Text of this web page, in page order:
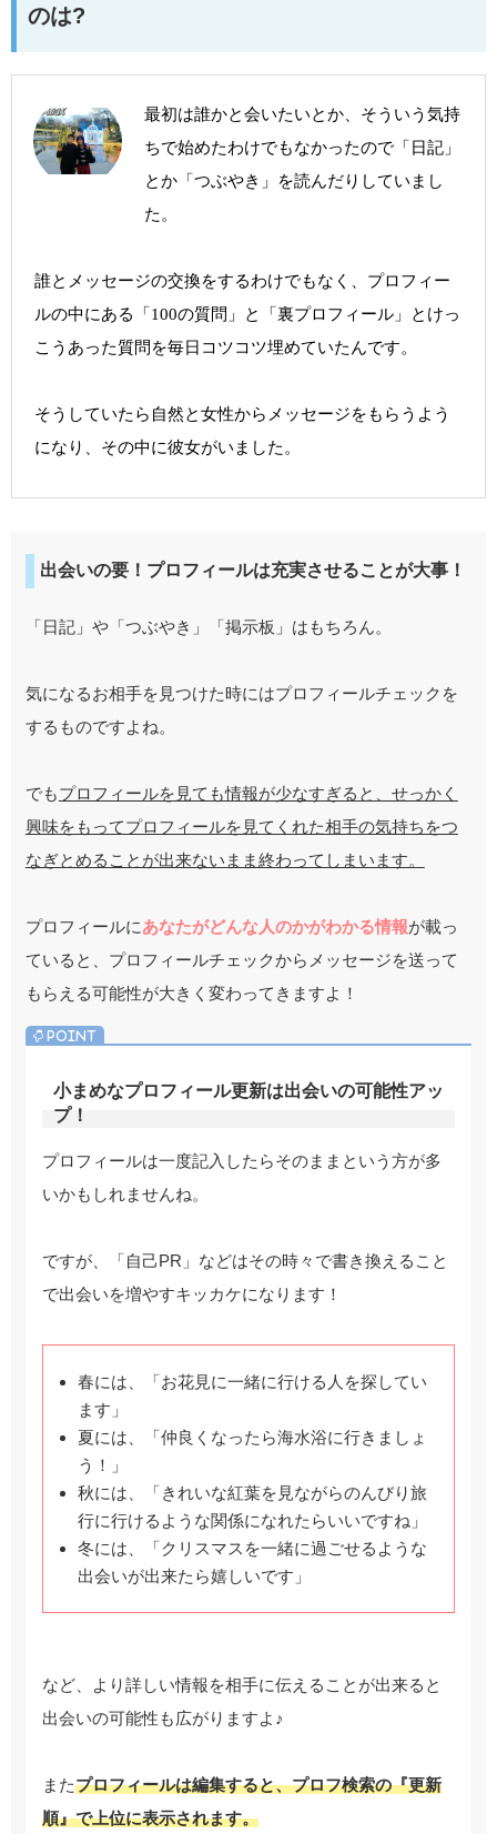
のは?
最初は誰かと会いたいとか、そういう気持
ちで始めたわけでもなかったので「日記」
とか「つぶやき」を読んだりしていまし
た。
誰とメッセージの交換をするわけでもなく、プロフィー
ルの中にある「100の質問」と「裏プロフィール」とけっ
こうあった質問を毎日コツコツ埋めていたんです。
そうしていたら自然と女性からメッセージをもらうよう
になり、その中に彼女がいました。
出会いの要！プロフィールは充実させることが大事！
「日記」や「つぶやき」「掲示板」はもちろん。
気になるお相手を見つけた時にはプロフィールチェックを
するものですよね。
でもプロフィールを見ても情報が少なすぎると、せっかく
興味をもってプロフィールを見てくれた相手の気持ちをつ
なぎとめることが出来ないまま終わってしまいます。
プロフィールにあなたがどんな人のかがわかる情報が載っ
ていると、プロフィールチェックからメッセージを送って
もらえる可能性が大きく変わってきますよ！
小まめなプロフィール更新は出会いの可能性アッ
プ！
プロフィールは一度記入したらそのままという方が多
いかもしれませんね。
ですが、「自己PR」などはその時々で書き換えること
で出会いを増やすキッカケになります！
春には、「お花見に一緒に行ける人を探してい
ます」
夏には、「仲良くなったら海水浴に行きましょ
う！」
秋には、「きれいな紅葉を見ながらのんびり旅
行に行けるような関係になれたらいいですね」
冬には、「クリスマスを一緒に過ごせるような
出会いが出来たら嬉しいです」
など、より詳しい情報を相手に伝えることが出来ると
出会いの可能性も広がりますよ♪
またプロフィールは編集すると、プロフ検索の『更新
順』で上位に表示されます。